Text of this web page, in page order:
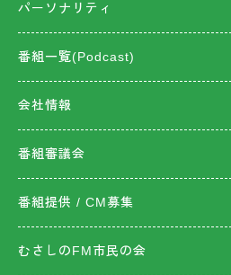
パーソナリティ
番組一覧(Podcast)
会社情報
番組審議会
番組提供 / CM募集
むさしのFM市民の会